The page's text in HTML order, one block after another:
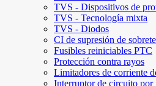
TVS - Dispositivos de
TVS - Tecnología mixta
TVS - Diodos
CI de supresión de
Fusibles reiniciables PTC
Protección contra rayos
Limitadores de corriente
Interruptor de circuito